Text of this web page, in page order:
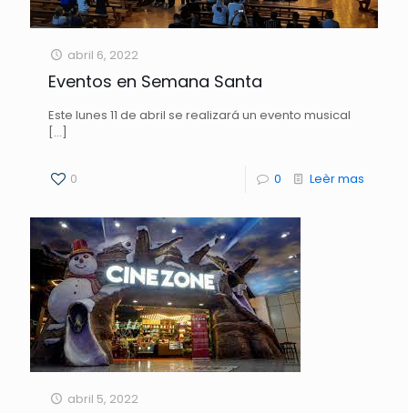
abril 6, 2022
Eventos en Semana Santa
Este lunes 11 de abril se realizará un evento musical
[…]
0 0 Leèr mas
abril 5, 2022